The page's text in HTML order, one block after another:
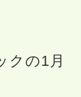
の1月